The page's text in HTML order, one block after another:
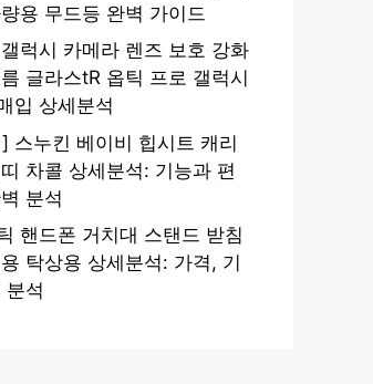
용 무드등 완벽 가이드
럭시 카메라 렌즈 보호 강화
글라스tR 옵틱 프로 갤럭시
입 상세분석
스누킨 베이비 힙시트 캐리
차콜 상세분석: 기능과 편
분석
핸드폰 거치대 스탠드 받침
탁상용 상세분석: 가격, 기
분석